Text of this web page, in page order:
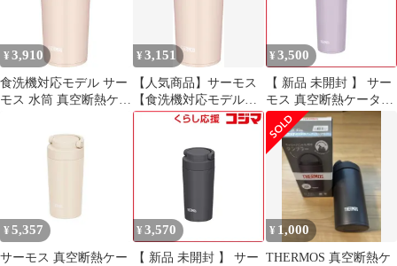
¥ 3,910
食洗機対応モデル サー
モス 水筒 真空断熱ケー
ーハンドル付き 320ml
ベージュピンク JOV-
¥3,151
【人気商品】サーモス
【食洗機対応モデル】
水筒 真空断熱ケータイ
ンドル付き 320ml ベー
ジュピンク JOV-320
¥ 3,500
【 新品 未開封 】 サー
モス 真空断熱ケータイ
タンブラー 食洗器対応
モデル 320ml ライラッ
ク JOV-421-LIL 未使用
送料無料
¥ 5,357
サーモス 真空断熱ケー
¥ 3,570
【 新品 未開封 】 サー
¥ 1,000
THERMOS 真空断熱ケ